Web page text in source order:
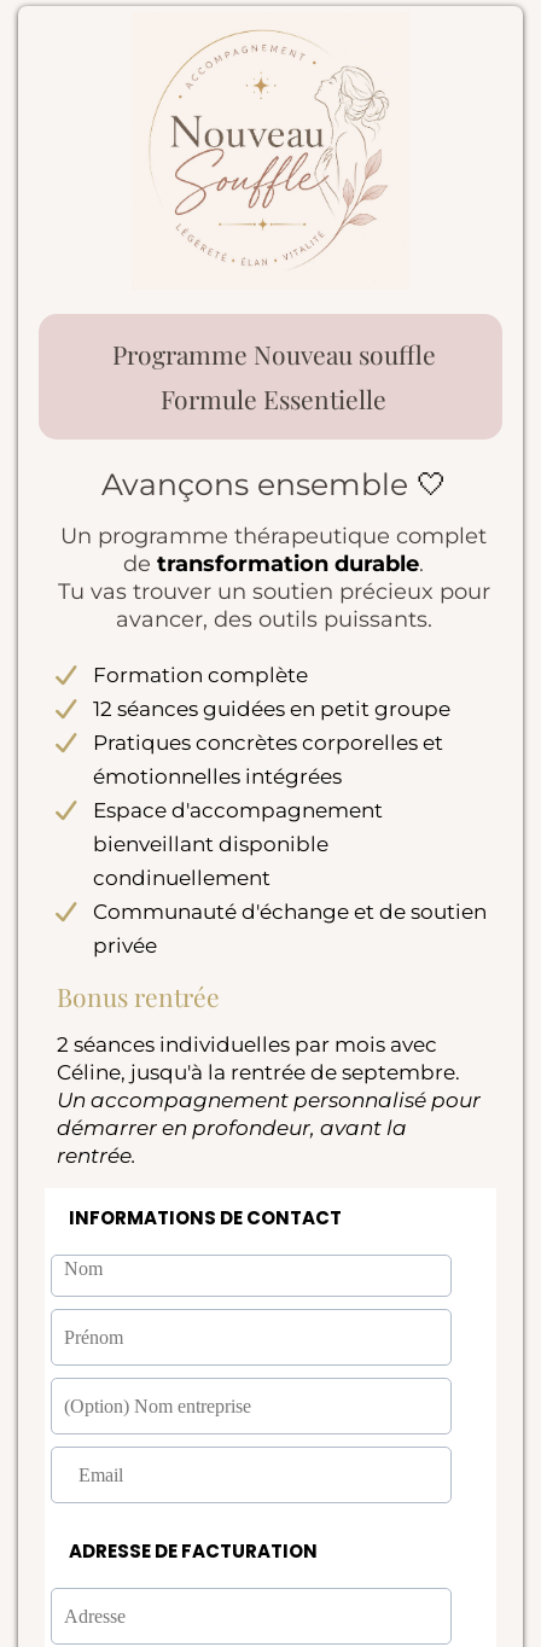
Programme Nouveau souffle
Formule Essentielle
Avançons ensemble 🤍
Un programme thérapeutique complet
de transformation durable.
Tu vas trouver un soutien précieux pour
avancer, des outils puissants.
Formation complète
12 séances guidées en petit groupe
Pratiques concrètes corporelles et
émotionnelles intégrées
Espace d'accompagnement
bienveillant disponible
condinuellement
Communauté d'échange et de soutien
privée
Bonus rentrée
2 séances individuelles par mois avec
Céline, jusqu'à la rentrée de septembre.
Un accompagnement personnalisé pour
démarrer en profondeur, avant la
rentrée.
INFORMATIONS DE CONTACT
ADRESSE DE FACTURATION